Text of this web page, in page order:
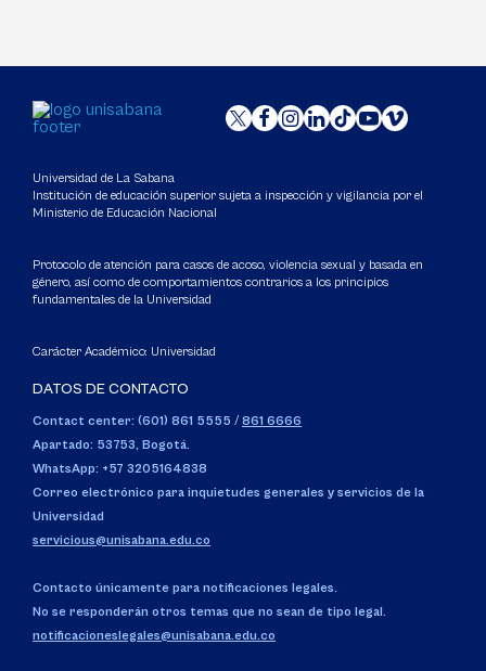
Universidad de La Sabana
Institución de educación superior sujeta a inspección y vigilancia por el
Ministerio de Educación Nacional
Protocolo de atención para casos de acoso, violencia sexual y basada en
género, así como de comportamientos contrarios a los principios
fundamentales de la Universidad
Carácter Académico: Universidad
DATOS DE CONTACTO
Contact center: (601) 861 5555 / 861 6666
Apartado: 53753, Bogotá.
WhatsApp: +57 3205164838
Correo electrónico para inquietudes generales y servicios de la
Universidad
servicious@unisabana.edu.co
Contacto únicamente para notificaciones legales.
No se responderán otros temas que no sean de tipo legal.
notificacioneslegales@unisabana.edu.co